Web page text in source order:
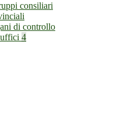
consiliari
di controllo
4